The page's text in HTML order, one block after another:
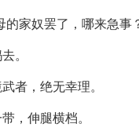
家奴罢了，哪来急事
。
者，绝无幸理。
，伸腿横档。